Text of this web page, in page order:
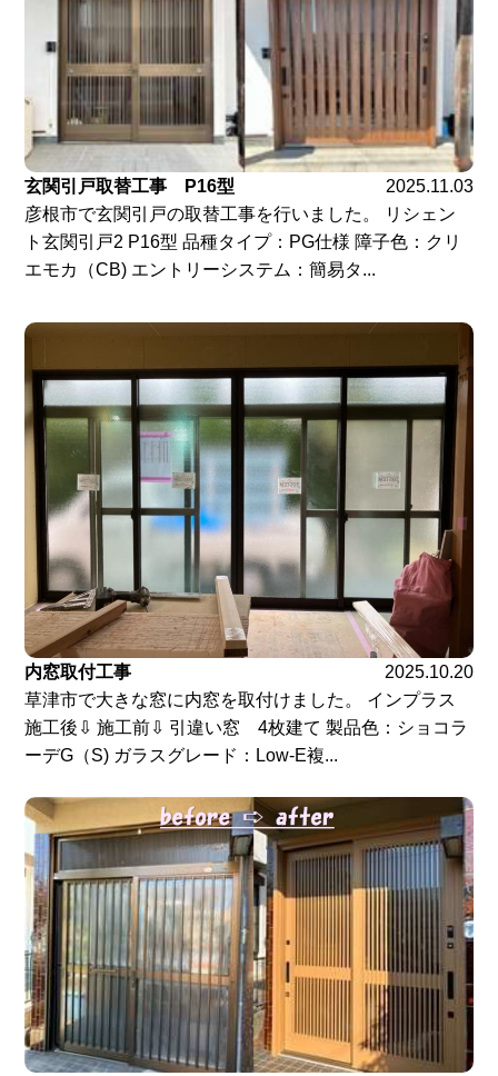
玄関引戸取替工事 P16型
2025.11.03
彦根市で玄関引戸の取替工事を行いました。 リシェン
ト玄関引戸2 P16型 品種タイプ：PG仕様 障子色：クリ
エモカ（CB) エントリーシステム：簡易タ...
内窓取付工事
2025.10.20
草津市で大きな窓に内窓を取付けました。 インプラス
施工後⇩ 施工前⇩ 引違い窓 4枚建て 製品色：ショコラ
ーデG（S) ガラスグレード：Low-E複...